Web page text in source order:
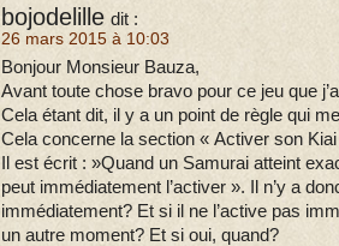
bojodelille dit :
26 mars 2015 à 10:03
Bonjour Monsieur Bauza,
Avant toute chose bravo pour ce jeu que
Cela étant dit, il y a un point de règle qui
Cela concerne la section « Activer son
Il est écrit : »Quand un Samurai atteint
peut immédiatement l’activer ». Il n’y a
immédiatement? Et si il ne l’active pas
un autre moment? Et si oui, quand?